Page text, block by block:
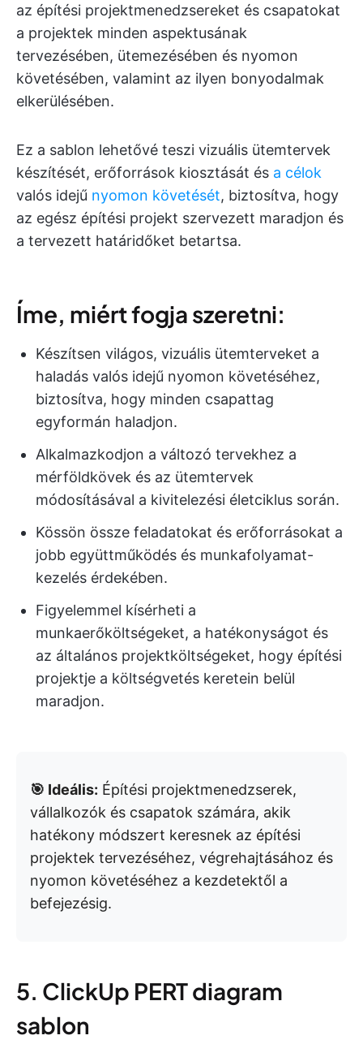
az építési projektmenedzsereket és csapatokat
a projektek minden aspektusának
tervezésében, ütemezésében és nyomon
követésében, valamint az ilyen bonyodalmak
elkerülésében.
Ez a sablon lehetővé teszi vizuális ütemtervek
készítését, erőforrások kiosztását és a célok
valós idejű nyomon követését, biztosítva, hogy
az egész építési projekt szervezett maradjon és
a tervezett határidőket betartsa.
Íme, miért fogja szeretni:
Készítsen világos, vizuális ütemterveket a
haladás valós idejű nyomon követéséhez,
biztosítva, hogy minden csapattag
egyformán haladjon.
Alkalmazkodjon a változó tervekhez a
mérföldkövek és az ütemtervek
módosításával a kivitelezési életciklus során.
Kössön össze feladatokat és erőforrásokat a
jobb együttműködés és munkafolyamat-
kezelés érdekében.
Figyelemmel kísérheti a
munkaerőköltségeket, a hatékonyságot és
az általános projektköltségeket, hogy építési
projektje a költségvetés keretein belül
maradjon.
🎯 Ideális: Építési projektmenedzserek,
vállalkozók és csapatok számára, akik
hatékony módszert keresnek az építési
projektek tervezéséhez, végrehajtásához és
nyomon követéséhez a kezdetektől a
befejezésig.
5. ClickUp PERT diagram
sablon